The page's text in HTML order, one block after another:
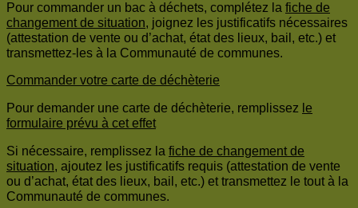
Pour commander un bac à déchets, complétez la fiche de
changement de situation, joignez les justificatifs nécessaires
(attestation de vente ou d’achat, état des lieux, bail, etc.) et
transmettez-les à la Communauté de communes.
Commander votre carte de déchèterie
Pour demander une carte de déchèterie, remplissez le
formulaire prévu à cet effet
Si nécessaire, remplissez la fiche de changement de
situation, ajoutez les justificatifs requis (attestation de vente
ou d’achat, état des lieux, bail, etc.) et transmettez le tout à la
Communauté de communes.